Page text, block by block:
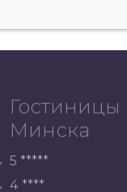
Гостиницы
Минска
5 *****
4 ****